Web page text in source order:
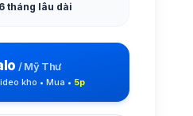
tháng lâu dài
/Mỹ Thư
kho • Mua • 5p